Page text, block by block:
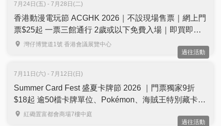
7月24日(五) - 7月28日(二)
香港動漫電玩節 ACGHK 2026｜不設現場售票｜網上門
票$25起 一票三館通行 2歲或以下免費入場｜即買即用
｜7月24至28日 灣仔會展
灣仔博覽道1號 香港會議展覽中心
過往活動
7月11日(六) - 7月12日(日)
Summer Card Fest 盛夏卡牌節 2026 ｜門票獨家9折
$18起 逾50檔卡牌單位、Pokémon、海賊王特別藏卡｜
寶可夢卡牌對戰大獎送出日本來回機票、PSA 10 大抽
紅磡置富都會商場7樓中庭
過往活動